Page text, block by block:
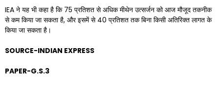
IEA ने यह भी कहा है कि 75 प्रतिशत से अधिक मीथेन उत्सर्जन को आज मौजूद तकनीक
से कम किया जा सकता है, और इसमें से 40 प्रतिशत तक बिना किसी अतिरिक्त लागत के
किया जा सकता है।
SOURCE-INDIAN EXPRESS
PAPER-G.S.3